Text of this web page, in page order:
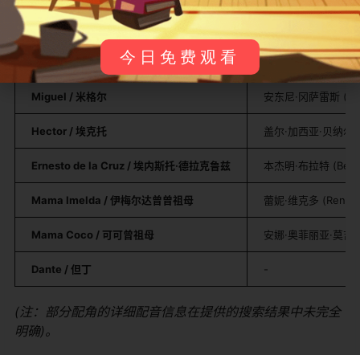
​主要角色介绍：​
角色名 (英文/中文) 配音演员 (英文)
​Miguel / 米格尔​ 安东尼·冈萨雷斯
​Hector / 埃克托​ 盖尔·加西亚·贝纳
​Ernesto de la Cruz / 埃内斯托·德拉克鲁兹​ 本杰明·布拉特
​Mama Imelda / 伊梅尔达曾曾祖母​ 蕾妮·维克多
​Mama Coco / 可可曾祖母​ 安娜·奥菲丽亚·莫
​Dante / 但丁​ -
(注：部分配角的详细配音信息在提供的搜索结果中未完全
明确)。
今日免费观看